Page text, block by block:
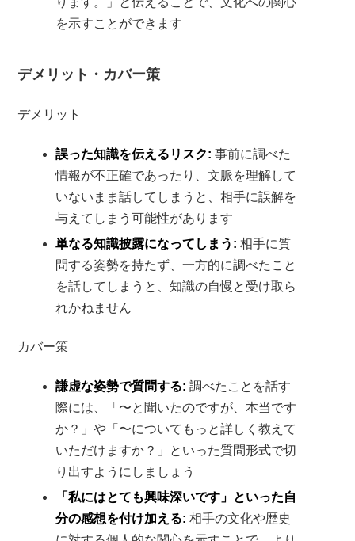
を示すことができます
デメリット・カバー策
デメリット
誤った知識を伝えるリスク: 事前に調べた
情報が不正確であったり、文脈を理解して
いないまま話してしまうと、相手に誤解を
与えてしまう可能性があります
単なる知識披露になってしまう: 相手に質
問する姿勢を持たず、一方的に調べたこと
を話してしまうと、知識の自慢と受け取ら
れかねません
カバー策
謙虚な姿勢で質問する: 調べたことを話す
際には、「〜と聞いたのですが、本当です
か？」や「〜についてもっと詳しく教えて
いただけますか？」といった質問形式で切
り出すようにしましょう
「私にはとても興味深いです」といった自
分の感想を付け加える: 相手の文化や歴史